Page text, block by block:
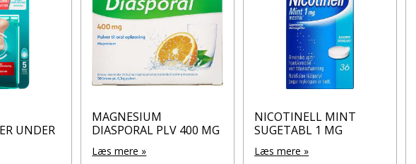
UNDER
MAGNESIUM
DIASPORAL PLV 400 MG
Læs mere »
NICOTINELL MINT
SUGETABL 1 MG
Læs mere »